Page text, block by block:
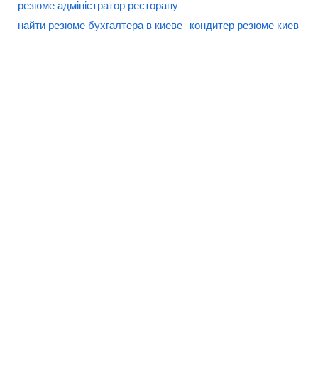
резюме адміністратор ресторану
найти резюме бухгалтера в киеве
кондитер резюме киев